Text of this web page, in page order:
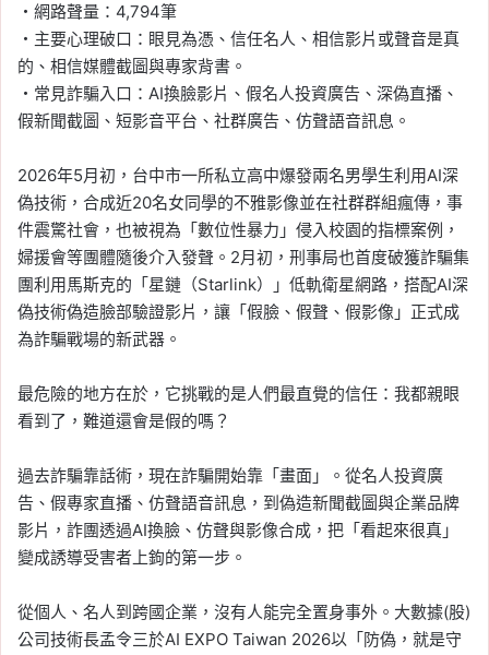
・網路聲量：4,794筆
・主要心理破口：眼見為憑、信任名人、相信影片或聲音是真
的、相信媒體截圖與專家背書。
・常見詐騙入口：AI換臉影片、假名人投資廣告、深偽直播、
假新聞截圖、短影音平台、社群廣告、仿聲語音訊息。
2026年5月初，台中市一所私立高中爆發兩名男學生利用AI深
偽技術，合成近20名女同學的不雅影像並在社群群組瘋傳，事
件震驚社會，也被視為「數位性暴力」侵入校園的指標案例，
婦援會等團體隨後介入發聲。2月初，刑事局也首度破獲詐騙集
團利用馬斯克的「星鏈（Starlink）」低軌衛星網路，搭配AI深
偽技術偽造臉部驗證影片，讓「假臉、假聲、假影像」正式成
為詐騙戰場的新武器。
最危險的地方在於，它挑戰的是人們最直覺的信任：我都親眼
看到了，難道還會是假的嗎？
過去詐騙靠話術，現在詐騙開始靠「畫面」。從名人投資廣
告、假專家直播、仿聲語音訊息，到偽造新聞截圖與企業品牌
影片，詐團透過AI換臉、仿聲與影像合成，把「看起來很真」
變成誘導受害者上鉤的第一步。
從個人、名人到跨國企業，沒有人能完全置身事外。大數據(股)
公司技術長孟令三於AI EXPO Taiwan 2026以「防偽，就是守